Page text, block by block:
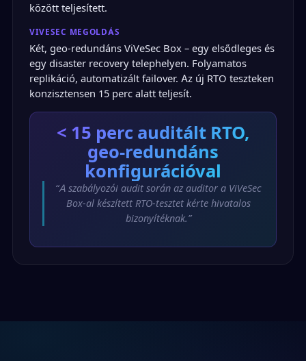
között teljesített.
VIVESEC MEGOLDÁS
Két, geo-redundáns ViVeSec Box – egy elsődleges és
egy disaster recovery telephelyen. Folyamatos
replikáció, automatizált failover. Az új RTO teszteken
konzisztensen 15 perc alatt teljesít.
< 15 perc auditált RTO,
geo-redundáns
konfigurációval
“A szabályozói audit során az auditor a ViVeSec
Box-al készített RTO-tesztet kérte hivatalos
bizonyítéknak.”